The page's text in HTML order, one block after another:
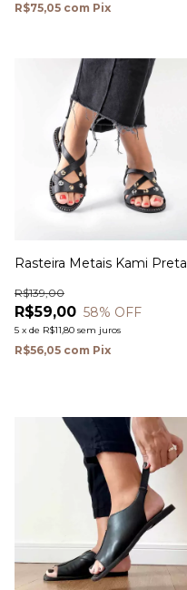
R$75,05 com Pix
Rasteira Metais Kami Preta
R$59,00
R$139,00
58% OFF
5 x de R$11,80 sem juros
R$56,05 com Pix